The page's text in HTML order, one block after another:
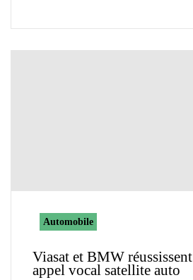
Automobile
Viasat et BMW
appel vocal satellite auto